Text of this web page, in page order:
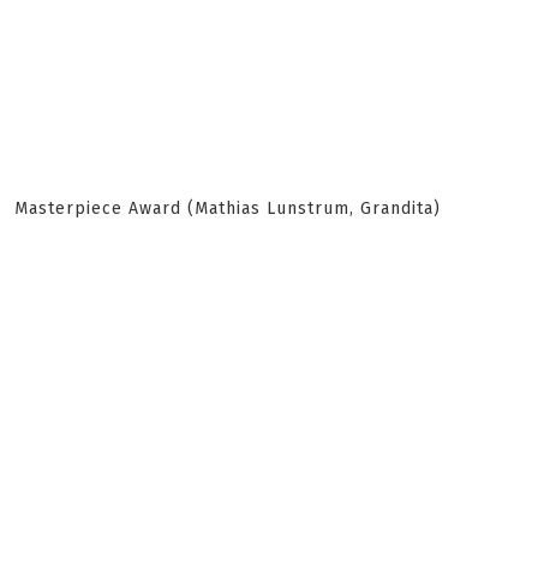
Masterpiece Award (Mathias Lunstrum, Grandita)